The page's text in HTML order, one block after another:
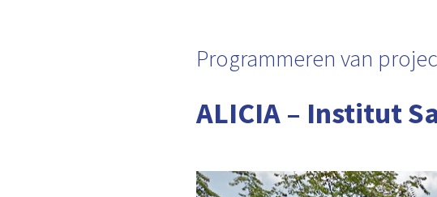
Programmeren van
ALICIA – Institut